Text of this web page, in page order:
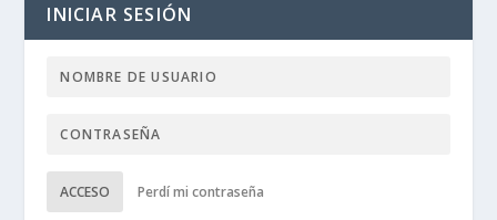
INICIAR SESIÓN
ACCESO Perdí mi contraseña